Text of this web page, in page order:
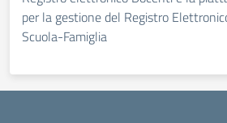
per la gestione del Registro
Scuola-Famiglia